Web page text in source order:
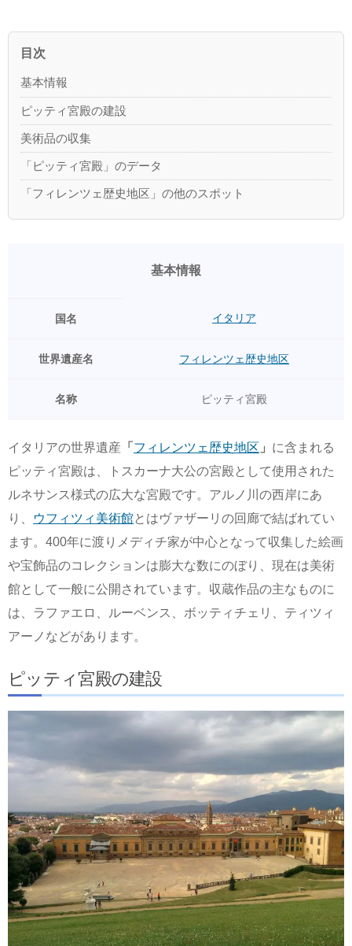
目次
基本情報
ピッティ宮殿の建設
美術品の収集
「ピッティ宮殿」のデータ
「フィレンツェ歴史地区」の他のスポット
基本情報
国名 イタリア
世界遺産名 フィレンツェ歴史地区
名称 ピッティ宮殿
イタリアの世界遺産 「 フィレンツェ歴史地区 」 に含まれる
ピッティ宮殿は、トスカーナ大公の宮殿として使用された
ルネサンス様式の広大な宮殿です。アルノ川の西岸にあ
り、
ウフィツィ美術館とはヴァザーリの回廊で結ばれてい
ます。400年に渡りメディチ家が中心となって収集した絵画
や宝飾品のコレクションは膨大な数にのぼり、現在は美術
館として一般に公開されています。収蔵作品の主なものに
は、ラファエロ、ルーベンス、ボッティチェリ、ティツィ
アーノなどがあります。
ピッティ宮殿の建設